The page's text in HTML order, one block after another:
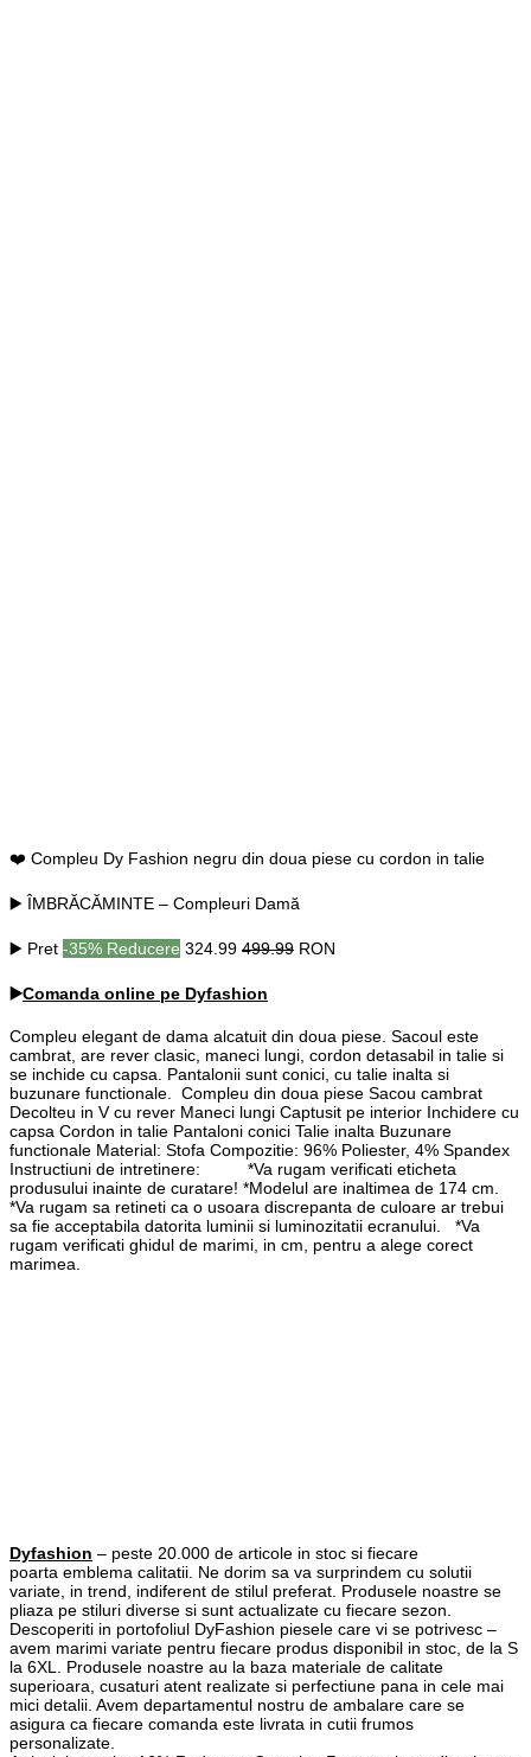
❤️ Compleu Dy Fashion negru din doua piese cu cordon in talie
▶️ ÎMBRĂCĂMINTE – Compleuri Damă
▶️ Pret -35% Reducere 324.99 499.99 RON
▶️Comanda online pe Dyfashion
Compleu elegant de dama alcatuit din doua piese. Sacoul este
cambrat, are rever clasic, maneci lungi, cordon detasabil in talie si
se inchide cu capsa. Pantalonii sunt conici, cu talie inalta si
buzunare functionale. Compleu din doua piese Sacou cambrat
Decolteu in V cu rever Maneci lungi Captusit pe interior Inchidere cu
capsa Cordon in talie Pantaloni conici Talie inalta Buzunare
functionale Material: Stofa Compozitie: 96% Poliester, 4% Spandex
Instructiuni de intretinere: *Va rugam verificati eticheta
produsului inainte de curatare! *Modelul are inaltimea de 174 cm.
*Va rugam sa retineti ca o usoara discrepanta de culoare ar trebui
sa fie acceptabila datorita luminii si luminozitatii ecranului. *Va
rugam verificati ghidul de marimi, in cm, pentru a alege corect
marimea.
Dyfashion – peste 20.000 de articole in stoc si fiecare
poarta emblema calitatii. Ne dorim sa va surprindem cu solutii
variate, in trend, indiferent de stilul preferat. Produsele noastre se
pliaza pe stiluri diverse si sunt actualizate cu fiecare sezon.
Descoperiti in portofoliul DyFashion piesele care vi se potrivesc –
avem marimi variate pentru fiecare produs disponibil in stoc, de la S
la 6XL. Produsele noastre au la baza materiale de calitate
superioara, cusaturi atent realizate si perfectiune pana in cele mai
mici detalii. Avem departamentul nostru de ambalare care se
asigura ca fiecare comanda este livrata in cutii frumos
personalizate.